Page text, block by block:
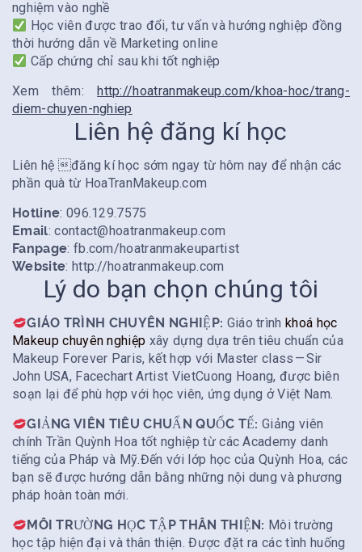
nghiệm vào nghề
Học viên được trao đổi, tư vấn và hướng nghiệp đồng
thời hướng dẫn về Marketing online
Cấp chứng chỉ sau khi tốt nghiệp
Xem thêm: http://hoatranmakeup.com/khoa-hoc/trang-
diem-chuyen-nghiep
Liên hệ đăng kí học
Liên hệ đăng kí học sớm ngay từ hôm nay để nhận các
phần quà từ HoaTranMakeup.com
Hotline: 096.129.7575
Email:contact@hoatranmakeup.com
Fanpage: fb.com/hoatranmakeupartist
Website: http://hoatranmakeup.com
Lý do bạn chọn chúng tôi
GIÁO TRÌNH CHUYÊN NGHIỆP: Giáo trình khoá học
Makeup chuyên nghiệp xây dựng dựa trên tiêu chuẩn của
Makeup Forever Paris, kết hợp với Master class — Sir
John USA, Facechart Artist VietCuong Hoang, được biên
soạn lại để phù hợp với học viên, ứng dụng ở Việt Nam.
GIẢNG VIÊN TIÊU CHUẨN QUỐC TẾ: Giảng viên
chính Trần Quỳnh Hoa tốt nghiệp từ các Academy danh
tiếng của Pháp và Mỹ.Đến với lớp học của Quỳnh Hoa, các
bạn sẽ được hướng dẫn bằng những nội dung và phương
pháp hoàn toàn mới.
MÔI TRƯỜNG HỌC TẬP THÂN THIỆN: Môi trường
học tập hiện đại và thân thiện. Được đặt ra các tình huống